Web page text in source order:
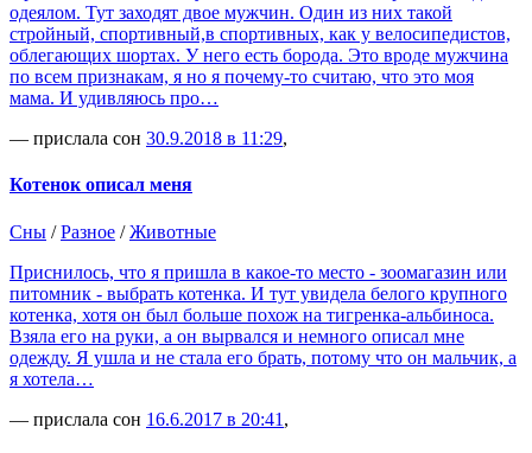
одеялом. Тут заходят двое мужчин. Один из них такой
стройный, спортивный,в спортивных, как у велосипедистов,
облегающих шортах. У него есть борода. Это вроде мужчина
по всем признакам, я но я почему-то считаю, что это моя
мама. И удивляюсь про…
— прислала сон 30.9.2018 в 11:29,
Котенок описал меня
Сны /Разное /Животные
Приснилось, что я пришла в какое-то место - зоомагазин или
питомник - выбрать котенка. И тут увидела белого крупного
котенка, хотя он был больше похож на тигренка-альбиноса.
Взяла его на руки, а он вырвался и немного описал мне
одежду. Я ушла и не стала его брать, потому что он мальчик, а
я хотела…
— прислала сон 16.6.2017 в 20:41 ,